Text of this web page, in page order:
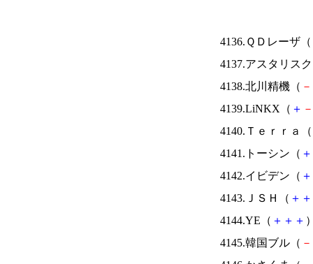
4136.ＱＤレーザ（
4137.アスタリス
4138.北川精機（ －
4139.LiNKX（ ＋ －
4140.Ｔｅｒｒａ（
4141.トーシン（ ＋
4142.イビデン（ ＋
4143.ＪＳＨ（ ＋ ＋
4144.YE（ ＋ ＋ ＋
4145.韓国ブル（ －